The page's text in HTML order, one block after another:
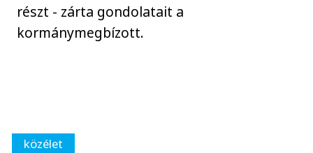
részt - zárta gondolatait a
kormánymegbízott.
közélet